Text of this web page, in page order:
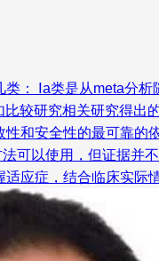
： Ⅰa类是从meta分
较研究相关研究得出
和安全性的最可靠的
可以使用，但证据
应症，结合临床实际